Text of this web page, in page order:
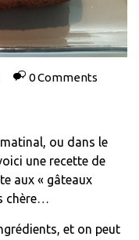
0 Comments
ou dans le
une recette de
aux « gâteaux
chère…
et on peut